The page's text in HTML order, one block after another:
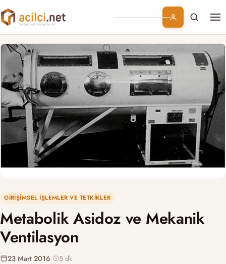
Branşlar
Konular
Kurumsal
Abonelik
GIRIŞIMSEL İŞLEMLER VE TETKIKLER
Metabolik Asidoz ve Mekanik
Ventilasyon
23 Mart 2016· 5 dk